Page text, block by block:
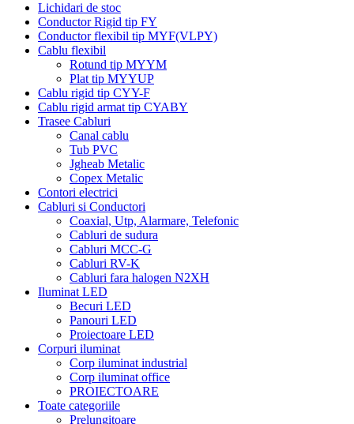
Lichidari de stoc
Conductor Rigid tip FY
Conductor flexibil tip MYF(VLPY)
Cablu flexibil
Rotund tip MYYM
Plat tip MYYUP
Cablu rigid tip CYY-F
Cablu rigid armat tip CYABY
Trasee Cabluri
Canal cablu
Tub PVC
Jgheab Metalic
Copex Metalic
Contori electrici
Cabluri si Conductori
Coaxial, Utp, Alarmare, Telefonic
Cabluri de sudura
Cabluri MCC-G
Cabluri RV-K
Cabluri fara halogen N2XH
Iluminat LED
Becuri LED
Panouri LED
Proiectoare LED
Corpuri iluminat
Corp iluminat industrial
Corp iluminat office
PROIECTOARE
Toate categoriile
Prelungitoare